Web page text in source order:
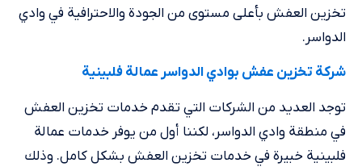
تخزين العفش بأعلى مستوى من الجودة والاحترافية في وادي
الدواسر.
شركة تخزين عفش بوادي الدواسر عمالة فلبينية
توجد العديد من الشركات التي تقدم خدمات تخزين العفش
في منطقة وادي الدواسر، لكننا أول من يوفر خدمات عمالة
فلبينية خبيرة في خدمات تخزين العفش بشكل كامل. وذلك